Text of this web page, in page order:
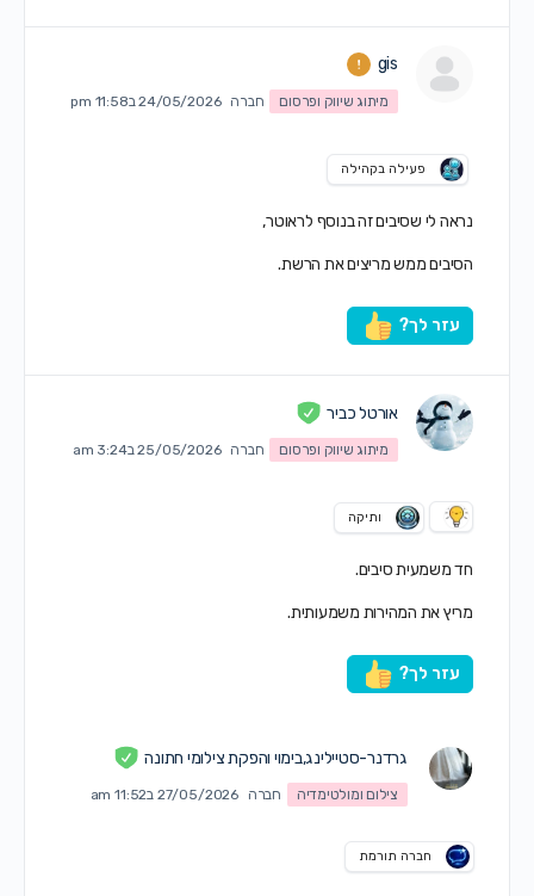
gis
מיתוג שיווק ופרסום חברה 24/05/2026 ב11:58 pm
פעילה בקהילה
נראה לי שסיבים זה בנוסף לראוטר,
הסיבים ממש מריצים את הרשת.
עזר לך?
אורטל כביר
מיתוג שיווק ופרסום חברה 25/05/2026 ב3:24 am
ותיקה
חד משמעית סיבים.
מריץ את המהירות משמעותית.
עזר לך?
גרדנר-סטיילינג,בימוי והפקת צילומי חתונה
צילום ומולטימדיה חברה 27/05/2026 ב11:52 am
חברה תורמת